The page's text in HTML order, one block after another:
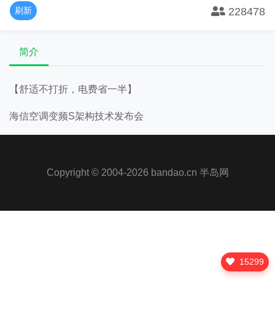
15299
刷新 228478
简介
【舒适不打折，电费省一半】
海信空调变频S架构技术发布会
Copyright © 2004-2026 bandao.cn 半岛网